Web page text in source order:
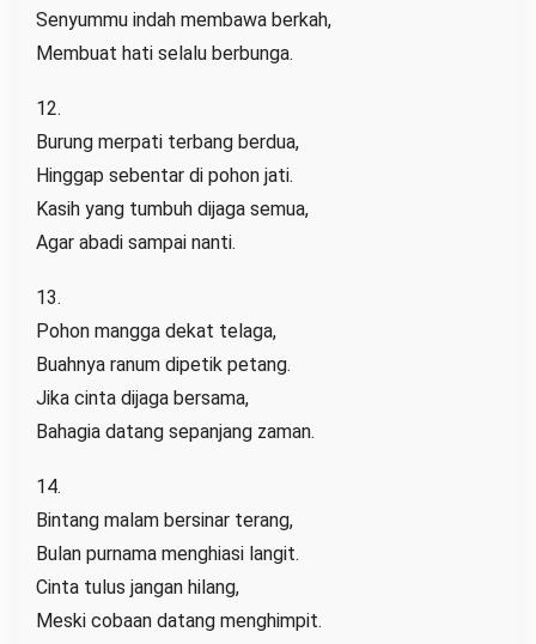
Senyummu indah membawa berkah,
Membuat hati selalu berbunga.
12.
Burung merpati terbang berdua,
Hinggap sebentar di pohon jati.
Kasih yang tumbuh dijaga semua,
Agar abadi sampai nanti.
13.
Pohon mangga dekat telaga,
Buahnya ranum dipetik petang.
Jika cinta dijaga bersama,
Bahagia datang sepanjang zaman.
14.
Bintang malam bersinar terang,
Bulan purnama menghiasi langit.
Cinta tulus jangan hilang,
Meski cobaan datang menghimpit.